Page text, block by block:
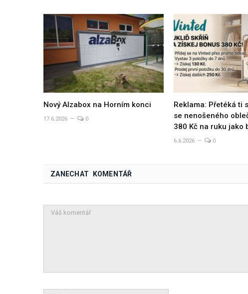
Nový Alzabox na Horním konci
17.6.2026 0
Reklama: Přetéká ti
se nenošeného
380 Kč na ruku jako
6.6.2026 0
ZANECHAT KOMENTÁŘ